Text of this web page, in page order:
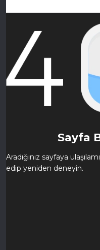
Sayfa
Aradığınız sayfaya
edip yeniden deneyin.